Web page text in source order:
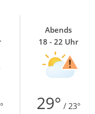
Abends
18 - 22 Uhr
29° / 23°